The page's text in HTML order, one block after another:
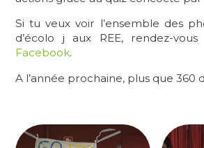
Si tu veux voir l’ensemble des
d’écolo j aux REE, rendez-
Facebook.
A l’année prochaine, plus que 360